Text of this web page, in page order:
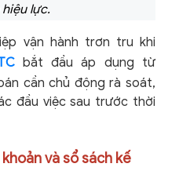
lực.
vận hành trơn tru khi
bắt đầu áp dụng từ
cần chủ động rà soát,
đầu việc sau trước thời
và sổ sách kế